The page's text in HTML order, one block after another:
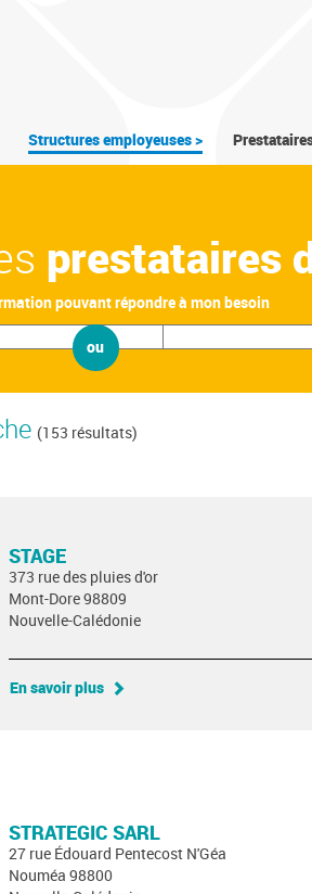
Structures employeuses >
prestataires
pouvant répondre à mon besoin
ou
(153 résultats)
STAGE
373 rue des pluies d'or
Mont-Dore 98809
Nouvelle-Calédonie
En savoir plus
STRATEGIC SARL
27 rue Édouard Pentecost N'Géa
Nouméa 98800